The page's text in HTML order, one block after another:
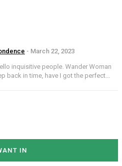
- March 22, 2023
inquisitive people. Wander Woman
back in time, have I got the perfect...
IN